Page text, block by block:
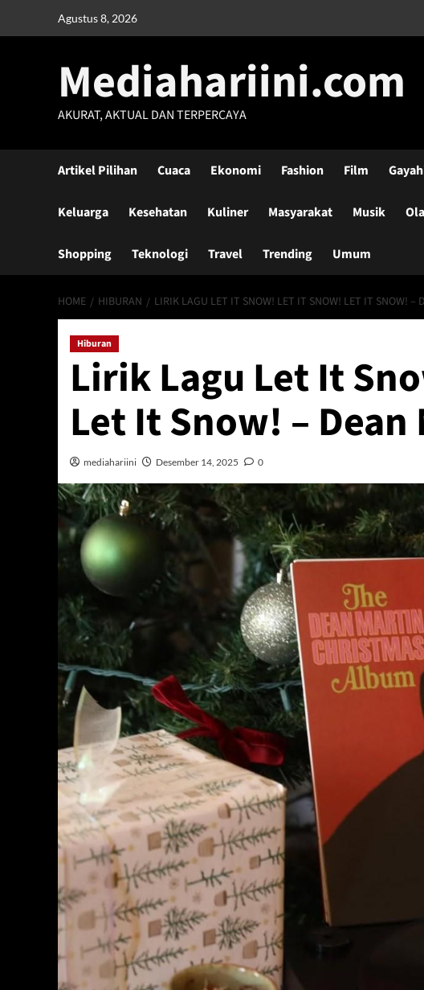
Agustus 8, 2026
Mediahariini.com
AKURAT, AKTUAL DAN TERPERCAYA
Artikel Pilihan Cuaca Ekonomi Fashion Film
Keluarga Kesehatan Kuliner Masyarakat Musik
Shopping Teknologi Travel Trending Umum
HOME HIBURAN LIRIK LAGU LET IT SNOW! LET IT SNOW! LET IT SNOW! –
Hiburan
Lirik Lagu Let It
Let It Snow! –
mediahariini Desember 14, 2025 0